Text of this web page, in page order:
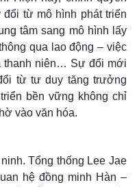
từ mô hình phát triển
tâm sang mô hình lấy
qua lao động – việc
thanh niên… Sự đổi mới
từ tư duy tăng trưởng
bền vững không chỉ
vào văn hóa.
Tổng thống Lee Jae
hệ đồng minh Hàn –